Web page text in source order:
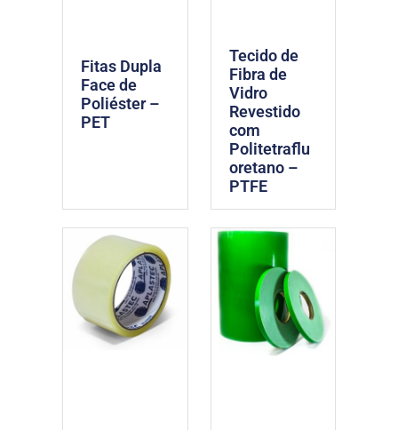
Fitas Dupla
Face de
Poliéster –
PET
Tecido de
Fibra de
Vidro
Revestido
com
Politetraflu
oretano –
PTFE